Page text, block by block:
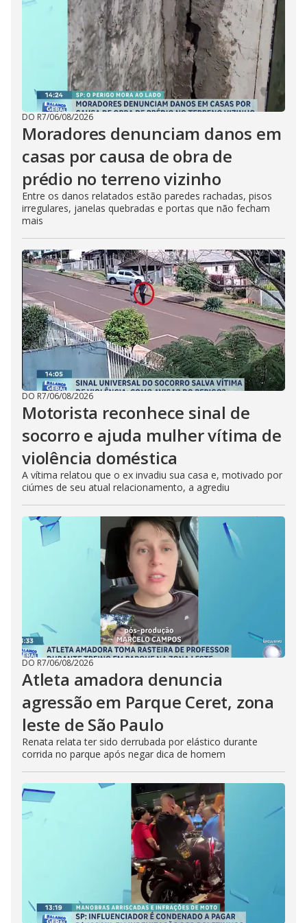
DO R7/06/08/2026
Moradores denunciam danos em
casas por causa de obra de
prédio no terreno vizinho
Entre os danos relatados estão paredes rachadas, pisos
irregulares, janelas quebradas e portas que não fecham
mais
DO R7/06/08/2026
Motorista reconhece sinal de
socorro e ajuda mulher vítima de
violência doméstica
A vítima relatou que o ex invadiu sua casa e, motivado por
ciúmes de seu atual relacionamento, a agrediu
DO R7/06/08/2026
Atleta amadora denuncia
agressão em Parque Ceret, zona
leste de São Paulo
Renata relata ter sido derrubada por elástico durante
corrida no parque após negar dica de homem